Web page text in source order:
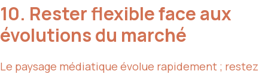
10. Rester flexible face aux
évolutions du marché
Le paysage médiatique évolue rapidement ; restez